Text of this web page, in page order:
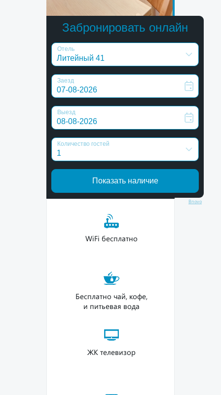
Bnovo
WiFi бесплатно
Бесплатно чай, кофе,
и питьевая вода
ЖК телевизор